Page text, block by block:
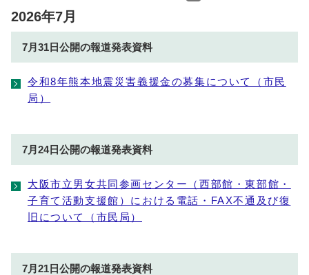
2026年7月
7月31日公開の報道発表資料
令和8年熊本地震災害義援金の募集について（市民
局）
7月24日公開の報道発表資料
大阪市立男女共同参画センター（西部館・東部館・
子育て活動支援館）における電話・FAX不通及び復
旧について（市民局）
7月21日公開の報道発表資料